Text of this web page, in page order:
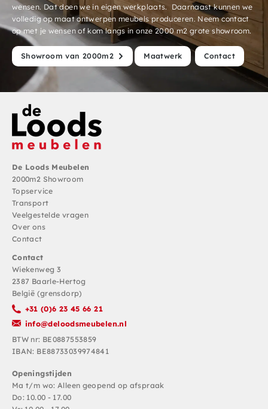
wensen. Dat doen we in eigen werkplaats. Daarnaast kunnen we
volledig op maat ontwerpen meubels produceren. Neem contact
op met je wensen of kom langs in onze 2000 m2 grote showroom.
Showroom van 2000m2 Maatwerk Contact
De Loods Meubelen
2000m2 Showroom
Topservice
Transport
Veelgestelde vragen
Over ons
Contact
Contact
Wiekenweg 3
2387 Baarle-Hertog
België (grensdorp)
+31 (0)6 23 45 66 21
info@deloodsmeubelen.nl
BTW nr: BE0887553859
IBAN: BE88733039974841
Openingstijden
Ma t/m wo: Alleen geopend op afspraak
Do: 10.00 - 17.00